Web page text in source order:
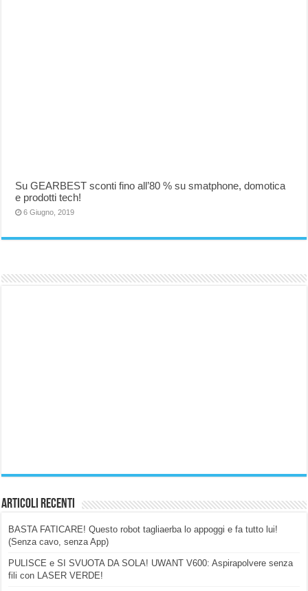
Su GEARBEST sconti fino all’80 % su smatphone, domotica
e prodotti tech!
6 Giugno, 2019
Articoli Recenti
BASTA FATICARE! Questo robot tagliaerba lo appoggi e fa tutto lui!
(Senza cavo, senza App)
PULISCE e SI SVUOTA DA SOLA! UWANT V600: Aspirapolvere senza
fili con LASER VERDE!